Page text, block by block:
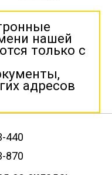
нашей
только с
адресов
440
870